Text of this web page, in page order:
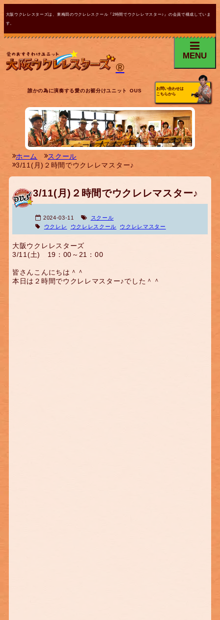
大阪ウクレレスターズは、東梅田のウクレレスクール『2時間でウクレレマスター♪』の会員で構成していま
す。
®
MENU
誰かの為に演奏する愛のお裾分けユニット OUS
お問い合わせは
こちらから
ホーム
スクール
3/11(月)２時間でウクレレマスター♪
3/11(月)２時間でウクレレマスター♪
2024-03-11
スクール
ウクレレ
ウクレレスクール ウクレレマスター
大阪ウクレレスターズ
3/11(土) 19：00～21：00
皆さんこんにちは＾＾
本日は２時間でウクレレマスター♪でした＾＾